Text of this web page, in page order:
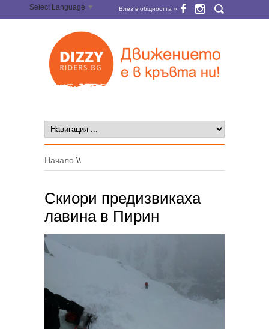
Select Language ▼ Влез в общността »
Начало \\
Скиори предизвикаха
лавина в Пирин